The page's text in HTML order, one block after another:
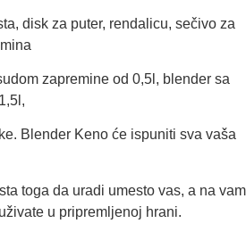
disk za puter, rendalicu, sečivo za
zapremine od 0,5l, blender sa
Blender Keno će ispuniti sva vaša
toga da uradi umesto vas, a na vam
u pripremljenoj hrani.